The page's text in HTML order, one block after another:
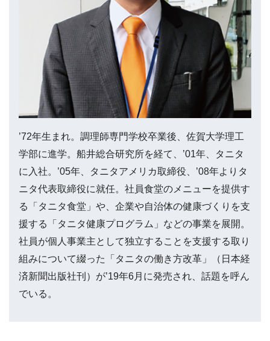
’72年生まれ。調理師専門学校卒業後、佐賀大学理工
学部に進学。船井総合研究所を経て、’01年、タニタ
に入社。’05年、タニタアメリカ取締役、’08年よりタ
ニタ代表取締役に就任。社員食堂のメニューを提供す
る「タニタ食堂」や、企業や自治体の健康づくりを支
援する「タニタ健康プログラム」などの事業を展開。
社員が個人事業主として独立することを支援する取り
組みについて綴った「タニタの働き方改革」（日本経
済新聞出版社刊）が’19年6月に発売され、話題を呼ん
でいる。